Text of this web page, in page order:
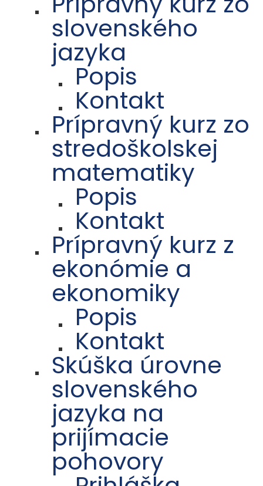
slovenského
jazyka
Popis
Kontakt
Prípravný kurz zo
stredoškolskej
matematiky
Popis
Kontakt
Prípravný kurz z
ekonómie a
ekonomiky
Popis
Kontakt
Skúška úrovne
slovenského
jazyka na
prijímacie
pohovory